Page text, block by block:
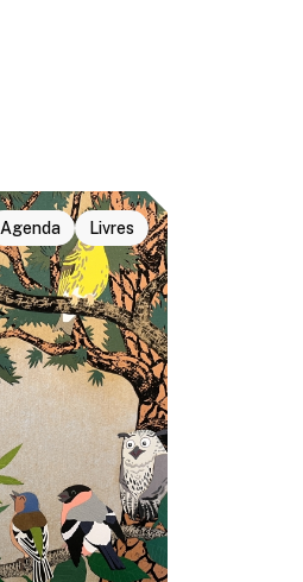
Agenda Livres